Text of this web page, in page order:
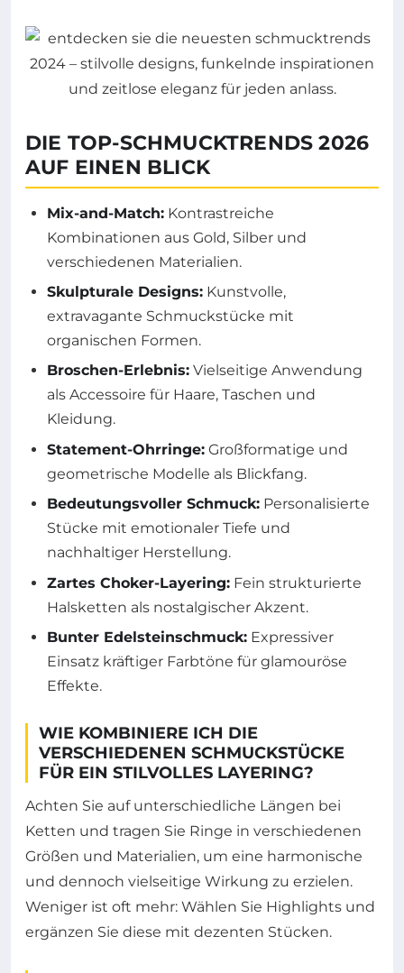
DIE TOP-SCHMUCKTRENDS 2026
AUF EINEN BLICK
Mix-and-Match: Kontrastreiche
Kombinationen aus Gold, Silber und
verschiedenen Materialien.
Skulpturale Designs: Kunstvolle,
extravagante Schmuckstücke mit
organischen Formen.
Broschen-Erlebnis: Vielseitige Anwendung
als Accessoire für Haare, Taschen und
Kleidung.
Statement-Ohrringe: Großformatige und
geometrische Modelle als Blickfang.
Bedeutungsvoller Schmuck: Personalisierte
Stücke mit emotionaler Tiefe und
nachhaltiger Herstellung.
Zartes Choker-Layering: Fein strukturierte
Halsketten als nostalgischer Akzent.
Bunter Edelsteinschmuck: Expressiver
Einsatz kräftiger Farbtöne für glamouröse
Effekte.
WIE KOMBINIERE ICH DIE
VERSCHIEDENEN SCHMUCKSTÜCKE
FÜR EIN STILVOLLES LAYERING?
Achten Sie auf unterschiedliche Längen bei
Ketten und tragen Sie Ringe in verschiedenen
Größen und Materialien, um eine harmonische
und dennoch vielseitige Wirkung zu erzielen.
Weniger ist oft mehr: Wählen Sie Highlights und
ergänzen Sie diese mit dezenten Stücken.